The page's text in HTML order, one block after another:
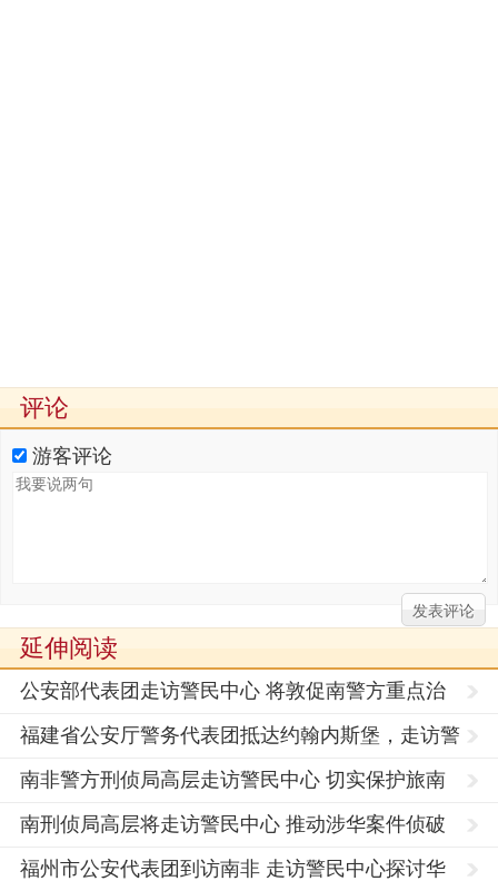
评论
游客评论
延伸阅读
公安部代表团走访警民中心 将敦促南警方重点治
理华人
福建省公安厅警务代表团抵达约翰内斯堡，走访警
民中心！
南非警方刑侦局高层走访警民中心 切实保护旅南
侨胞生
南刑侦局高层将走访警民中心 推动涉华案件侦破
力度
福州市公安代表团到访南非 走访警民中心探讨华